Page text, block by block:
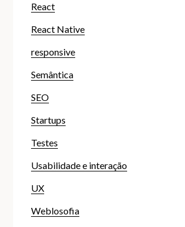
React
React Native
responsive
Semântica
SEO
Startups
Testes
Usabilidade e interação
UX
Weblosofia